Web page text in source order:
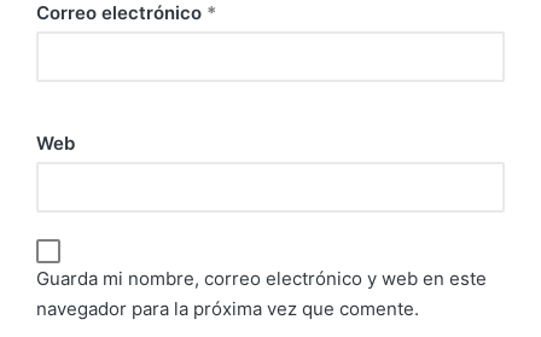
Correo electrónico *
Web
Guarda mi nombre, correo electrónico y web en este
navegador para la próxima vez que comente.